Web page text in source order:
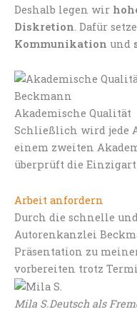
Deshalb legen wir
Diskretion . Dafür
Kommunikation und
Akademische Qualität
Schließlich wird jede
einem zweiten
überprüft die
Arbeit anfordern
Durch die schnelle
Autorenkanzlei
Präsentation zu
vorbereiten trotz
Mila S.Deutsch als